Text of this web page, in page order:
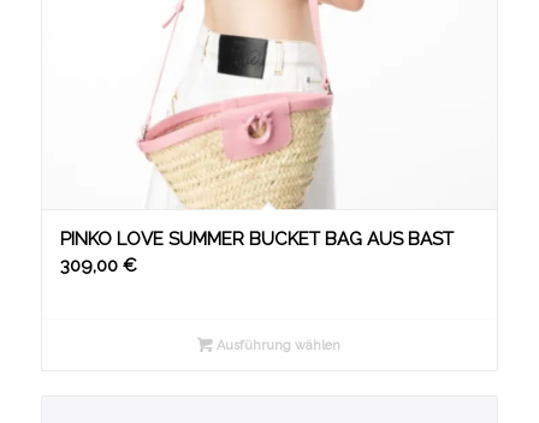
PINKO LOVE SUMMER BUCKET BAG AUS BAST
309,00 €
Ausführung wählen